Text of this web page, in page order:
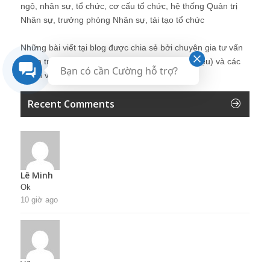
ngộ, nhân sự, tổ chức, cơ cấu tổ chức, hệ thống Quản trị
Nhân sự, trưởng phòng Nhân sự, tái tạo tổ chức
Những bài viết tại blog được chia sẻ bởi chuyên gia tư vấn
Quản trị Nhân sự Nguyễn Hùng Cường (
giới thiệu) và các
thành viên khác trong cộng đồng Nhân sự.
Recent Comments
Lê Minh
Ok
10 giờ ago
Bạn có cần Cường hỗ trợ?